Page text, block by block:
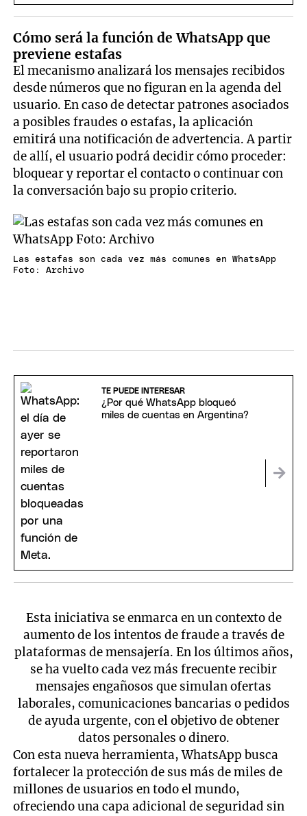
Cómo será la función de WhatsApp que
previene estafas
El mecanismo analizará los mensajes recibidos
desde números que no figuran en la agenda del
usuario. En caso de detectar patrones asociados
a posibles fraudes o estafas, la aplicación
emitirá una notificación de advertencia. A partir
de allí, el usuario podrá decidir cómo proceder:
bloquear y reportar el contacto o continuar con
la conversación bajo su propio criterio.
Las estafas son cada vez más comunes en WhatsApp
Foto: Archivo
TE PUEDE INTERESAR
¿Por qué WhatsApp bloqueó
miles de cuentas en Argentina?
Esta iniciativa se enmarca en un contexto de
aumento de los intentos de fraude a través de
plataformas de mensajería. En los últimos años,
se ha vuelto cada vez más frecuente recibir
mensajes engañosos que simulan ofertas
laborales, comunicaciones bancarias o pedidos
de ayuda urgente, con el objetivo de obtener
datos personales o dinero.
Con esta nueva herramienta, WhatsApp busca
fortalecer la protección de sus más de miles de
millones de usuarios en todo el mundo,
ofreciendo una capa adicional de seguridad sin